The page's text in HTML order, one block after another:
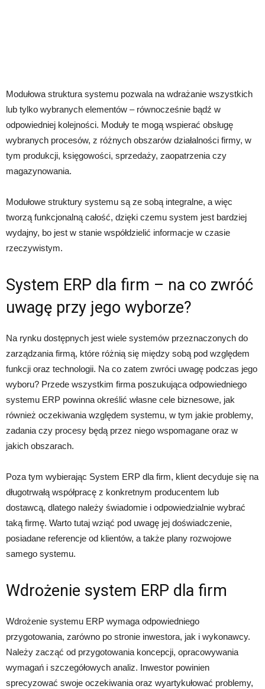
Modułowa struktura systemu pozwala na wdrażanie wszystkich
lub tylko wybranych elementów – równocześnie bądź w
odpowiedniej kolejności. Moduły te mogą wspierać obsługę
wybranych procesów, z różnych obszarów działalności firmy, w
tym produkcji, księgowości, sprzedaży, zaopatrzenia czy
magazynowania.
Modułowe struktury systemu są ze sobą integralne, a więc
tworzą funkcjonalną całość, dzięki czemu system jest bardziej
wydajny, bo jest w stanie współdzielić informacje w czasie
rzeczywistym.
System ERP dla firm – na co zwróć
uwagę przy jego wyborze?
Na rynku dostępnych jest wiele systemów przeznaczonych do
zarządzania firmą, które różnią się między sobą pod względem
funkcji oraz technologii. Na co zatem zwróci uwagę podczas jego
wyboru? Przede wszystkim firma poszukująca odpowiedniego
systemu ERP powinna określić własne cele biznesowe, jak
również oczekiwania względem systemu, w tym jakie problemy,
zadania czy procesy będą przez niego wspomagane oraz w
jakich obszarach.
Poza tym wybierając System ERP dla firm, klient decyduje się na
długotrwałą współpracę z konkretnym producentem lub
dostawcą, dlatego należy świadomie i odpowiedzialnie wybrać
taką firmę. Warto tutaj wziąć pod uwagę jej doświadczenie,
posiadane referencje od klientów, a także plany rozwojowe
samego systemu.
Wdrożenie system ERP dla firm
Wdrożenie systemu ERP wymaga odpowiedniego
przygotowania, zarówno po stronie inwestora, jak i wykonawcy.
Należy zacząć od przygotowania koncepcji, opracowywania
wymagań i szczegółowych analiz. Inwestor powinien
sprecyzować swoje oczekiwania oraz wyartykułować problemy,